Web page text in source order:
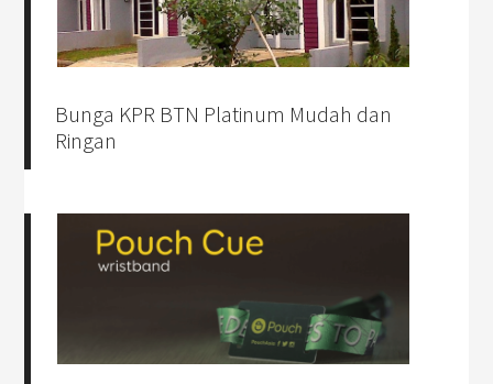
Bunga KPR BTN Platinum Mudah dan
Ringan